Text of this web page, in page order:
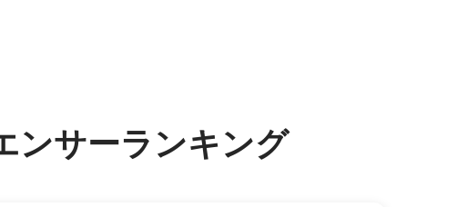
サーランキング